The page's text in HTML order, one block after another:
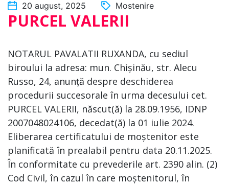
20 august, 2025 Mostenire
PURCEL VALERII
NOTARUL PAVALATII RUXANDA, cu sediul
biroului la adresa: mun. Chișinău, str. Alecu
Russo, 24, anunță despre deschiderea
procedurii succesorale în urma decesului cet.
PURCEL VALERII, născut(ă) la 28.09.1956, IDNP
2007048024106, decedat(ă) la 01 iulie 2024.
Eliberarea certificatului de moștenitor este
planificată în prealabil pentru data 20.11.2025.
În conformitate cu prevederile art. 2390 alin. (2)
Cod Civil, în cazul în care moștenitorul, în